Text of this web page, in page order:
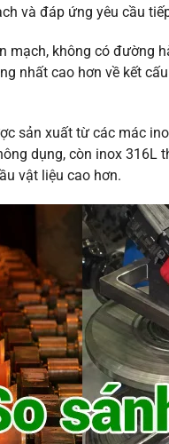
và đáp ứng yêu cầu
mạch, không có đường
nhất cao hơn về kết
sản xuất từ các mác
dụng, còn inox 316L
vật liệu cao hơn.